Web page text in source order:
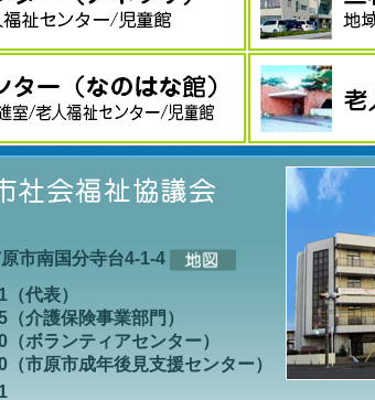
市南国分寺台4-1-4
代表）
介護保険事業部門）
ボランティアセンター）
市原市成年後見支援センター）